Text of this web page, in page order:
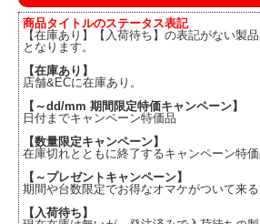
商品タイトルのステータス表記
【在庫あり】【入荷待ち】の表記がない製
となります。
【在庫あり】
店舗&ECに在庫あり。
【～dd/mm 期間限定特価キャンペーン】
日付までキャンペーン特価品
【数量限定キャンペーン】
在庫切れとともに終了するキャンペーン特
【～プレゼントキャンペーン】
期間や台数限定でお得なオマケがついて来
【入荷待ち】